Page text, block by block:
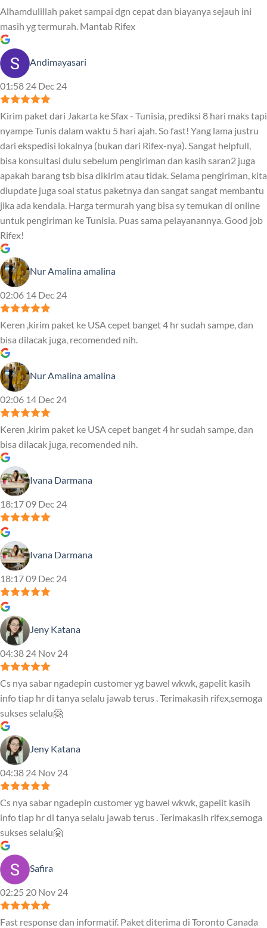
Alhamdulillah paket sampai dgn cepat dan biayanya sejauh ini
masih yg termurah. Mantab Rifex
Andimayasari
01:58 24 Dec 24
Kirim paket dari Jakarta ke Sfax - Tunisia, prediksi 8 hari maks tapi
nyampe Tunis dalam waktu 5 hari ajah. So fast! Yang lama justru
dari ekspedisi lokalnya (bukan dari Rifex-nya). Sangat helpfull,
bisa konsultasi dulu sebelum pengiriman dan kasih saran2 juga
apakah barang tsb bisa dikirim atau tidak. Selama pengiriman, kita
diupdate juga soal status paketnya dan sangat sangat membantu
jika ada kendala. Harga termurah yang bisa sy temukan di online
untuk pengiriman ke Tunisia. Puas sama pelayanannya. Good job
Rifex!
Nur Amalina amalina
02:06 14 Dec 24
Keren ,kirim paket ke USA cepet banget 4 hr sudah sampe, dan
bisa dilacak juga, recomended nih.
Nur Amalina amalina
02:06 14 Dec 24
Keren ,kirim paket ke USA cepet banget 4 hr sudah sampe, dan
bisa dilacak juga, recomended nih.
Ivana Darmana
18:17 09 Dec 24
Ivana Darmana
18:17 09 Dec 24
Jeny Katana
04:38 24 Nov 24
Cs nya sabar ngadepin customer yg bawel wkwk, gapelit kasih
info tiap hr di tanya selalu jawab terus . Terimakasih rifex,semoga
sukses selalu🤗
Jeny Katana
04:38 24 Nov 24
Cs nya sabar ngadepin customer yg bawel wkwk, gapelit kasih
info tiap hr di tanya selalu jawab terus . Terimakasih rifex,semoga
sukses selalu🤗
Safira
02:25 20 Nov 24
Fast response dan informatif. Paket diterima di Toronto Canada